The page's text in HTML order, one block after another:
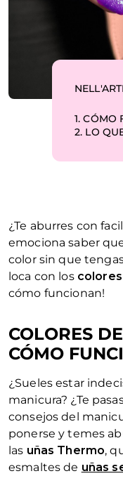
1.CÓMO
2. LO
¿Te aburres con
emociona saber
color sin que
loca con los
cómo funcionan!
COLORES
CÓMO
¿Sueles estar
manicura? ¿Te
consejos del
ponerse y temes
las uñas Thermo,
esmaltes de uñas